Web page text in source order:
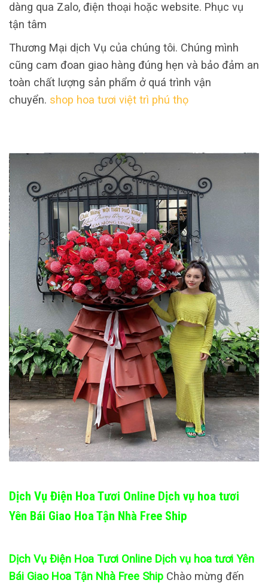
dàng qua Zalo, điện thoại hoặc website. Phục vụ
tận tâm
Thương Mại dịch Vụ của chúng tôi. Chúng mình
cũng cam đoan giao hàng đúng hẹn và bảo đảm an
toàn chất lượng sản phẩm ở quá trình vận
chuyển. shop hoa tươi việt trì phú thọ
Dịch Vụ Điện Hoa Tươi Online Dịch vụ hoa tươi
Yên Bái Giao Hoa Tận Nhà Free Ship
Dịch Vụ Điện Hoa Tươi Online Dịch vụ hoa tươi Yên
Bái Giao Hoa Tận Nhà Free Ship Chào mừng đến